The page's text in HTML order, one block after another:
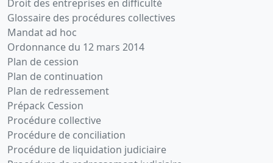
Droit des entreprises en difficulté
Glossaire des procédures collectives
Mandat ad hoc
Ordonnance du 12 mars 2014
Plan de cession
Plan de continuation
Plan de redressement
Prépack Cession
Procédure collective
Procédure de conciliation
Procédure de liquidation judiciaire